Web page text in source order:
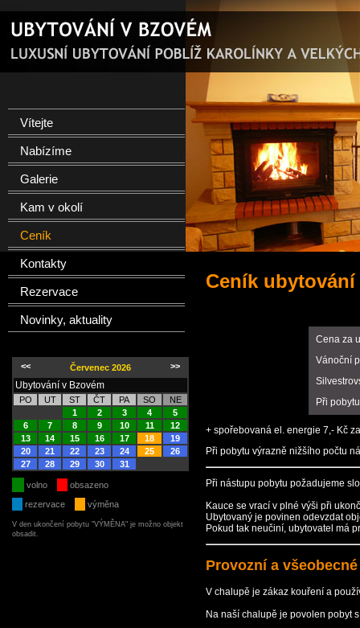
Vítejte
Nabízíme
Galerie
Kam v okolí
Ceník
Kontakty
Rezervace
Novinky, aktuality
<< Červenec 2026 >>
Ubytování v Bzovém
PO UT ST ČT PA SO
NE
1
2 3 4
5
6
7 8 9 10 11
12
13
14 15 16 17 18
19
20
21 22 23 24 25
26
27
28 29 30 31
volno
obsazeno
rezervace
výměna
V den ukončení pobytu "VÝMĚNA" je možno objekt
obsadit.
Ceník ubytování
Cena za
Vánoční
Při
+ spořebovaná el. energie 7,- Kč
Při pobytu výrazně nižšího počtu
Při nástupu pobytu požadujeme
Kauce se vrací v plné výši při
Ubytovaný je povinen odevzdat
Pokud tak neučiní, ubytovatel má
Provozní a
V chalupě je zákaz kouření a
Na naší chalupě je povolen pobyt